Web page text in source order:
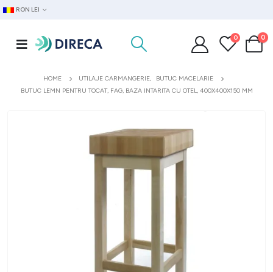
RON LEI
0 0
HOME UTILAJE CARMANGERIE,
BUTUC MACELARIE
BUTUC LEMN PENTRU TOCAT, FAG, BAZA INTARITA CU OTEL, 400X400X150 MM